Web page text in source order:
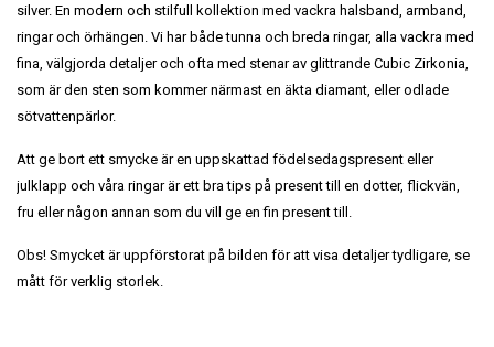
silver. En modern och stilfull kollektion med vackra halsband, armband,
ringar och örhängen. Vi har både tunna och breda ringar, alla vackra med
fina, välgjorda detaljer och ofta med stenar av glittrande Cubic Zirkonia,
som är den sten som kommer närmast en äkta diamant, eller odlade
sötvattenpärlor.
Att ge bort ett smycke är en uppskattad födelsedagspresent eller
julklapp och våra ringar är ett bra tips på present till en dotter, flickvän,
fru eller någon annan som du vill ge en fin present till.
Obs! Smycket är uppförstorat på bilden för att visa detaljer tydligare, se
mått för verklig storlek.